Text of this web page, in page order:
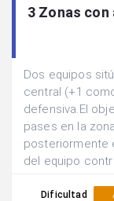
3 Zonas con
Dos equipos
central (+1
defensiva.El
pases en la
posteriormente
del equipo
Dificultad